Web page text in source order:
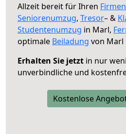
Allzeit bereit für Ihren
Seniorenumzug, Tresor– &
Studentenumzug in Marl,
optimale Beiladung von Marl
Erhalten Sie jetzt in nur
unverbindliche und
Kostenlose